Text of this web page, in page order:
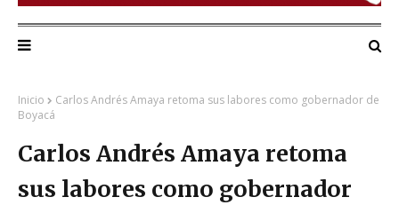
Inicio
Carlos Andrés Amaya retoma sus labores como gobernador de
Boyacá
Carlos Andrés Amaya retoma
sus labores como gobernador